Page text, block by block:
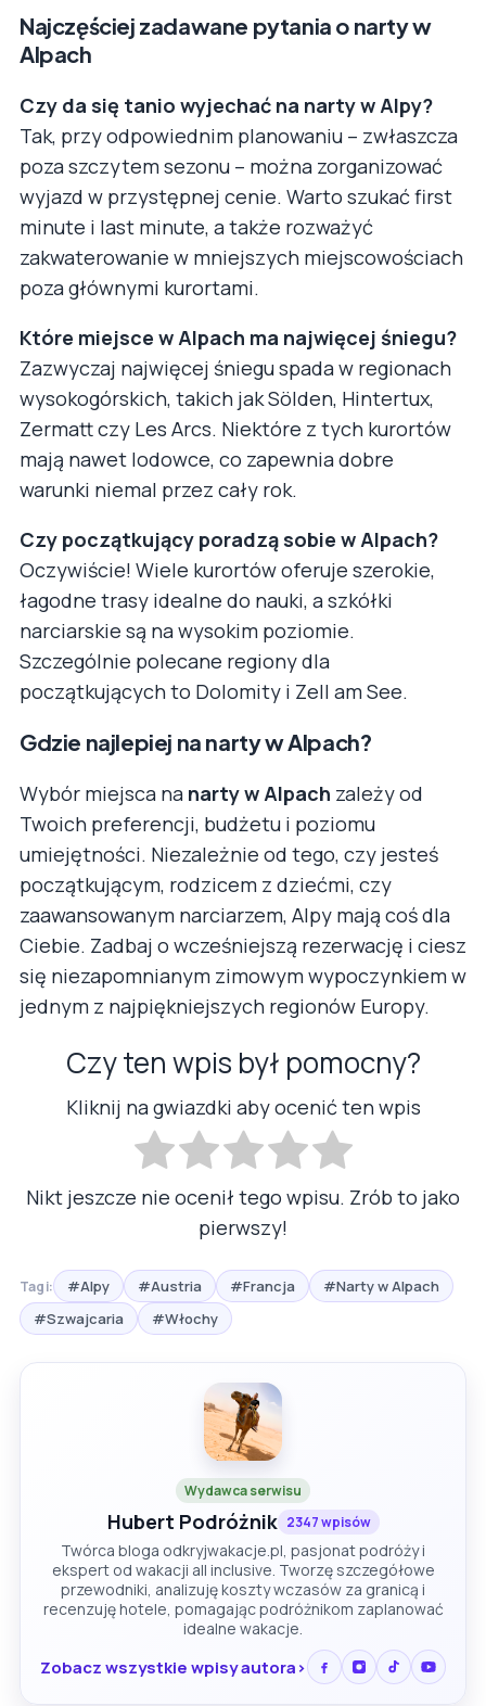
Najczęściej zadawane pytania o narty w
Alpach
Czy da się tanio wyjechać na narty w Alpy?
Tak, przy odpowiednim planowaniu – zwłaszcza
poza szczytem sezonu – można zorganizować
wyjazd w przystępnej cenie. Warto szukać first
minute i last minute, a także rozważyć
zakwaterowanie w mniejszych miejscowościach
poza głównymi kurortami.
Które miejsce w Alpach ma najwięcej śniegu?
Zazwyczaj najwięcej śniegu spada w regionach
wysokogórskich, takich jak Sölden, Hintertux,
Zermatt czy Les Arcs. Niektóre z tych kurortów
mają nawet lodowce, co zapewnia dobre
warunki niemal przez cały rok.
Czy początkujący poradzą sobie w Alpach?
Oczywiście! Wiele kurortów oferuje szerokie,
łagodne trasy idealne do nauki, a szkółki
narciarskie są na wysokim poziomie.
Szczególnie polecane regiony dla
początkujących to Dolomity i Zell am See.
Gdzie najlepiej na narty w Alpach?
Wybór miejsca na narty w Alpach zależy od
Twoich preferencji, budżetu i poziomu
umiejętności. Niezależnie od tego, czy jesteś
początkującym, rodzicem z dziećmi, czy
zaawansowanym narciarzem, Alpy mają coś dla
Ciebie. Zadbaj o wcześniejszą rezerwację i ciesz
się niezapomnianym zimowym wypoczynkiem w
jednym z najpiękniejszych regionów Europy.
Czy ten wpis był pomocny?
Kliknij na gwiazdki aby ocenić ten wpis
Nikt jeszcze nie ocenił tego wpisu. Zrób to jako
pierwszy!
Tagi: #Alpy #Austria #Francja
#Narty w Alpach
#Szwajcaria
#Włochy
Wydawca serwisu
Hubert Podróżnik 2347 wpisów
Twórca bloga odkryjwakacje.pl, pasjonat podróży i
ekspert od wakacji all inclusive. Tworzę szczegółowe
przewodniki, analizuję koszty wczasów za granicą i
recenzuję hotele, pomagając podróżnikom zaplanować
idealne wakacje.
Zobacz wszystkie wpisy autora